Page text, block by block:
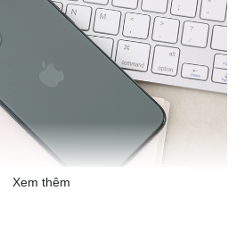
Xem thêm